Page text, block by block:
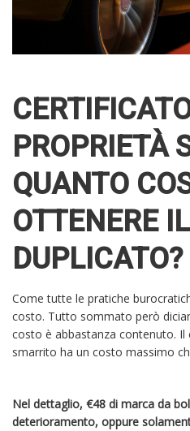
PROPRIETÀ
QUANTO
OTTENERE IL
DUPLICATO?
Come tutte le pratiche
costo. Tutto sommato però
costo è abbastanza contenuto.
smarrito ha un costo massimo
Nel dettaglio, €48 di marca da
deterioramento, oppure